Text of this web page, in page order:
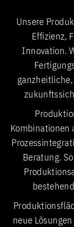
Unsere
Effizienz,
Innovation.
Kombinationen
Beratung.
neue